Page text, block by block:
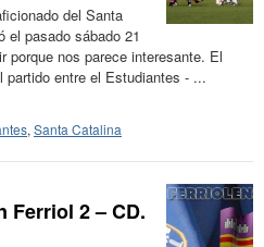
del Santa
el pasado sábado 21
porque nos parece interesante. El
partido entre el Estudiantes - ...
, Santa Catalina
Ferriol 2 – CD.